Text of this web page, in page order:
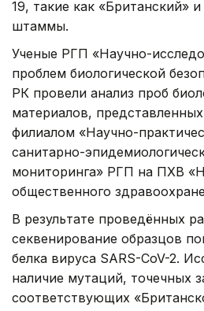
19, такие как «Британский»
штаммы.
Ученые РГП «Научно-
проблем биологической
РК провели анализ проб
материалов, представленных
филиалом «Научно-
санитарно-
мониторинга» РГП на ПХВ
общественного
В результате проведённых
секвенирование образцов
белка вируса SARS-CoV-2.
наличие мутаций, точечных
соответствующих